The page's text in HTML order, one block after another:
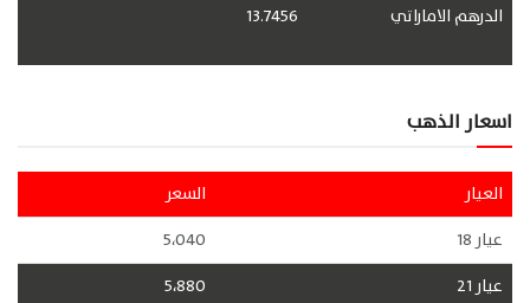
الدرهم الاماراتي 13.7456
اسعار الذهب
العيار
السعر
عيار 18
5،040
عيار 21
5،880